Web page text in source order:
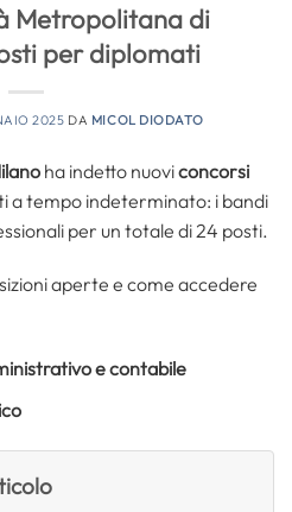
Metropolitana di
per diplomati
2025 DA MICOL DIODATO
ha indetto nuoviconcorsi
a tempo indeterminato: i bandi
per un totale di 24 posti.
aperte e come accedere
e contabile